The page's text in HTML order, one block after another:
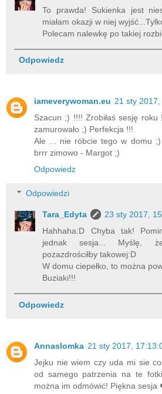
To prawda! Sukienka jest
miałam okazji w niej
Polecam nalewkę po takiej
Odpowiedz
iameverywoman.eu 21 sty
Szacun ;) !!!! Zrobiłaś sesję
zamurowało ;) Perfekcja !!!
Ale ... nie róbcie tego w domu
brrr zimowo - Margot ;)
Odpowiedz
Odpowiedzi
Tara_Edyta
23 sty 2017,
Hahhaha:D Chyba tak!
jednak sesja... Myślę,
pozazdrościłby takowej:D
W domu ciepełko, to można
Buziaki!!!
Odpowiedz
Annaslomka 21 sty 2017,
Jejku nie wiem czy uda mi sie
od samego patrzenia na te
można im odmówić! Piękna